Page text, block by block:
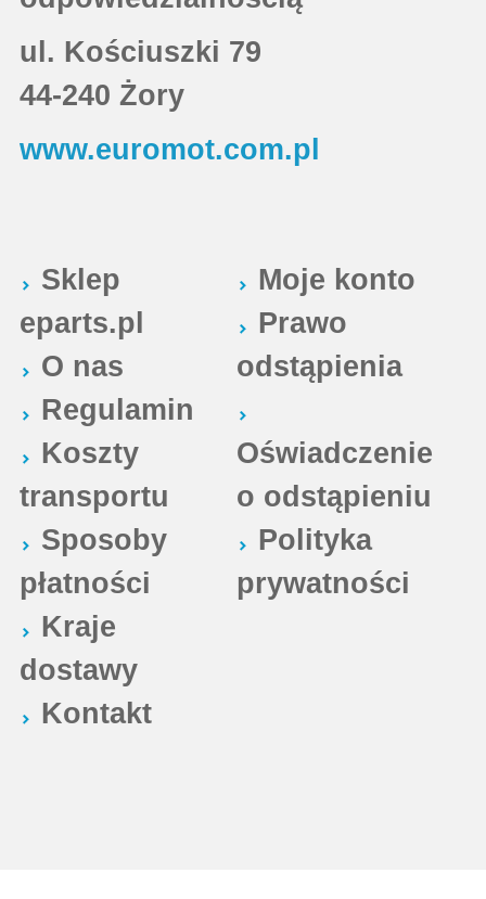
ul. Kościuszki 79
44-240 Żory
www.euromot.com.pl
Sklep
eparts.pl
O nas
Regulamin
Koszty
transportu
Sposoby
płatności
Kraje
dostawy
Kontakt
Moje konto
Prawo
odstąpienia
Oświadczenie
o odstąpieniu
Polityka
prywatności